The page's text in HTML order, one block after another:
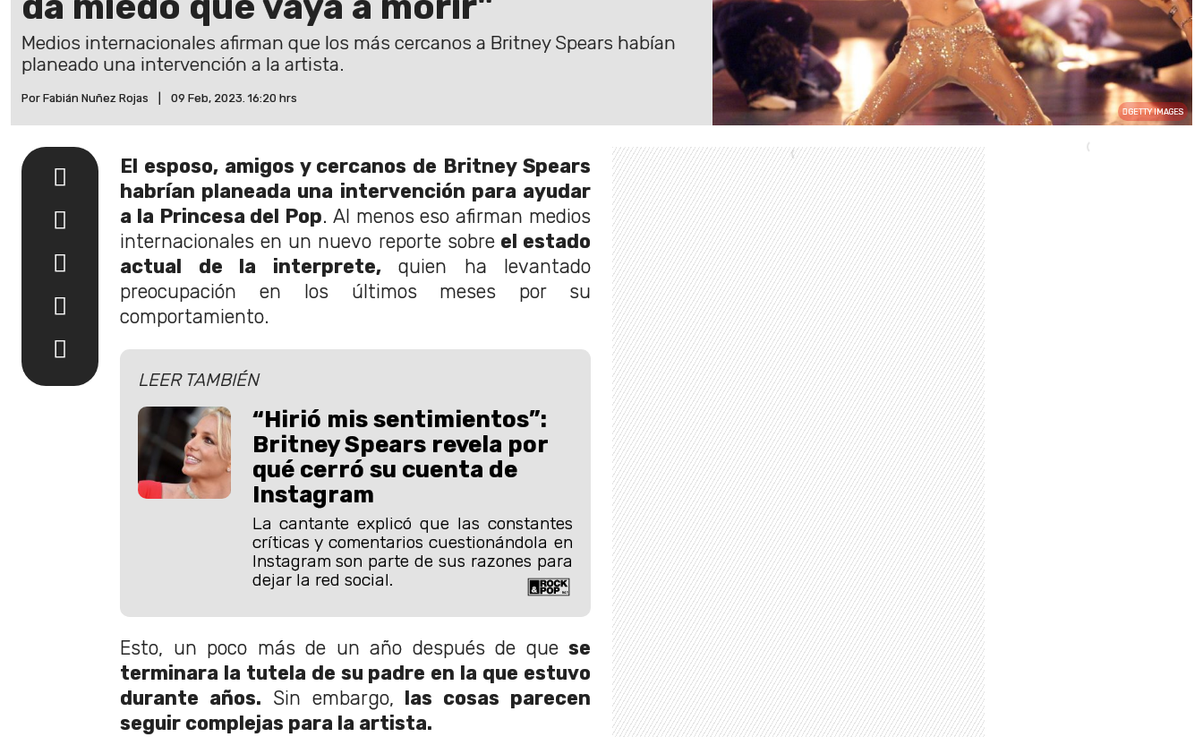
Medios internacionales afirman que los más cercanos a Britney Spears habían
planeado una intervención a la artista.
Por Fabián Nuñez Rojas 09 Feb, 2023. 16:20 hrs
GETTY IMAGES
El esposo, amigos y cercanos de Britney Spears
habrían planeada una intervención para ayudar
a la Princesa del Pop. Al menos eso afirman medios
internacionales en un nuevo reporte sobreel estado
actual de la interprete,quien ha levantado
preocupación en los últimos meses por su
comportamiento.
LEER TAMBIÉN
“Hirió mis sentimientos”:
Britney Spears revela por
qué cerró su cuenta de
Instagram
La cantante explicó que las constantes
críticas y comentarios cuestionándola en
Instagram son parte de sus razones para
dejar la red social.
Esto, un poco más de un año después de que se
terminara la tutela de su padre en la que estuvo
durante años. Sin embargo, las cosas parecen
seguir complejas para la artista.